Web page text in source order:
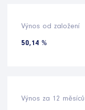
Výnos od založení
50,14 %
Výnos za 12 měsíců